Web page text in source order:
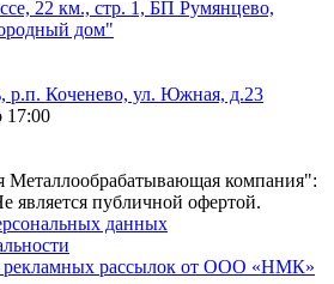
22 км., стр. 1, БП Румянцево,
дом"
р.п. Коченево, ул. Южная, д.23
17:00
Металлообрабатывающая компания":
является публичной офертой.
данных
рекламных рассылок от ООО «НМК»